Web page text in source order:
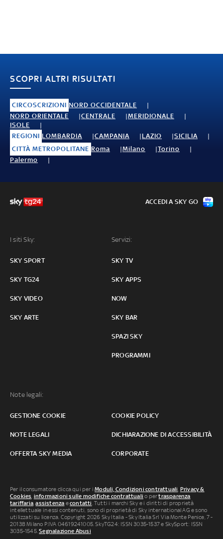
SCOPRI ALTRI RISULTATI
CIRCOSCRIZIONI NORD OCCIDENTALE
NORD ORIENTALE
CENTRALE
MERIDIONALE
ISOLE
REGIONI LOMBARDIA CAMPANIA LAZIO
SICILIA
CITTÀ METROPOLITANE Roma Milano
Torino
Palermo
I siti Sky:
SKY SPORT
SKY TG24
SKY VIDEO
SKY ARTE
Servizi:
SKY TV
SKY APPS
NOW
SKY BAR
SPAZI SKY
PROGRAMMI
Note legali:
GESTIONE COOKIE COOKIE POLICY
NOTE LEGALI DICHIARAZIONE DI ACCESSIBILITÀ
OFFERTA SKY MEDIA CORPORATE
ACCEDI A SKY GO
Per il consumatore clicca qui per iModuli, Condizioni contrattuali, Privacy &
Cookies, informazioni sulle modifiche contrattuali o pertrasparenza
tariffaria,assistenza econtatti. Tutti i marchi Sky e i diritti di proprietà
intellettuale in essi contenuti, sono di proprietà di Sky international AG e sono
utilizzati su licenza. Copyright 2026 Sky Italia - Sky Italia Srl Via Monte Penice, 7 -
20138 Milano P.IVA 04619241005. SkyTG24: ISSN 3035-1537 e SkySport: ISSN
3035-1545.Segnalazione Abusi